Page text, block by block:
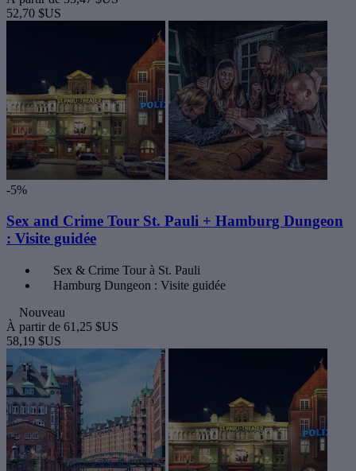
52,70 $US
-5%
Sex and Crime Tour St. Pauli + Hamburg Dungeon
: Visite guidée
Sex & Crime Tour à St. Pauli
Hamburg Dungeon : Visite guidée
Nouveau
À partir de 61,25 $US
58,19 $US